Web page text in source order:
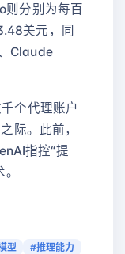
分别为每百
美元，同
Claude
个代理账户
际。此前，
指控“提
型
#推理能力